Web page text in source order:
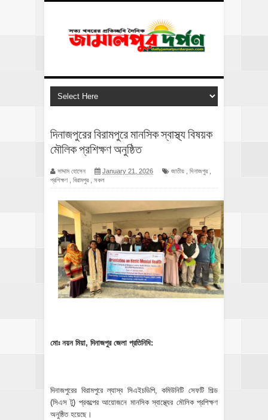
দিনাজপুরের ‎বিরামপুরে মানসিক স্বাস্থ্য বিষয়ক
মৌলিক প্রশিক্ষণ অনুষ্ঠিত ‎
সাদ্দাম হোসেন January 21, 2026 জাতীয় দিনাজপুর
প্রশিক্ষণ
বিরামপুর সকল
মোঃ নয়ন মিয়া, দিনাজপুর জেলা প্রতিনিধি:
‎দিনাজপুরের বিরামপুরে ল্যাস্ব সিএইচডিপি, কমিউনিটি সেফটি শিল্ড
(সিএস টু) প্রকল্পের আয়োজনে মানসিক স্বাস্থ্যের মৌলিক প্রশিক্ষণ
অনুষ্ঠিত হয়েছে।